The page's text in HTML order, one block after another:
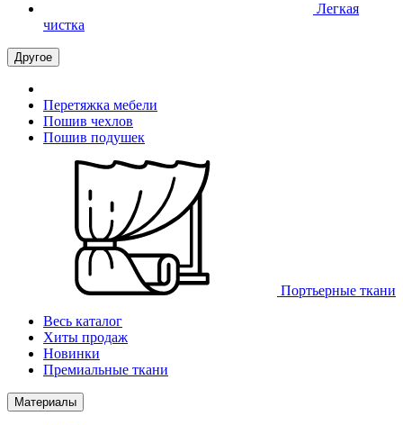
Легкая
чистка
Другое
Перетяжка мебели
Пошив чехлов
Пошив подушек
Портьерные ткани
Весь каталог
Хиты продаж
Новинки
Премиальные ткани
Материалы